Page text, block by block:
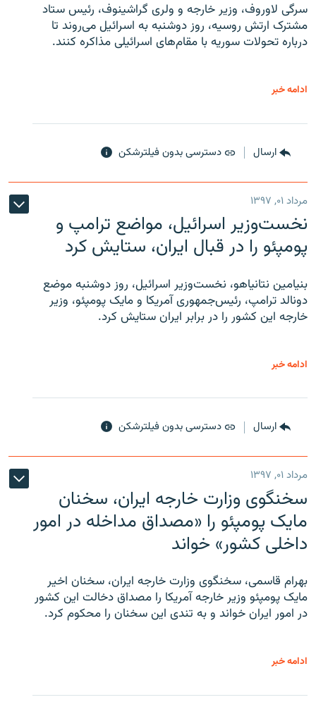
سرگی لاوروف، وزیر خارجه و ولری گراشینوف، رئیس ستاد
مشترک ارتش روسیه، روز دوشنبه به اسرائیل می‌روند تا
درباره تحولات سوریه با مقام‌های اسرائیلی مذاکره کنند.
ادامه خبر
ارسال دسترسی بدون فیلترشکن
مرداد ۰۱, ۱۳۹۷
نخست‌وزیر اسرائیل، مواضع ترامپ و
پومپئو را در قبال ایران، ستایش کرد
بنیامین نتانیاهو، نخست‌وزیر اسرائیل، روز دوشنبه موضع
دونالد ترامپ، رئیس‌جمهوری آمریکا و مایک پومپئو، وزیر
خارجه این کشور را در برابر ایران ستایش کرد.
ادامه خبر
ارسال دسترسی بدون فیلترشکن
مرداد ۰۱, ۱۳۹۷
سخنگوی وزارت خارجه ایران، سخنان
مایک پومپئو را «مصداق مداخله در امور
داخلی کشور» خواند
بهرام قاسمی، سخنگوی وزارت خارجه ایران، سخنان اخیر
مایک پومپئو وزیر خارجه آمریکا را مصداق دخالت این کشور
در امور ایران خواند و به تندی این سخنان را محکوم کرد.
ادامه خبر